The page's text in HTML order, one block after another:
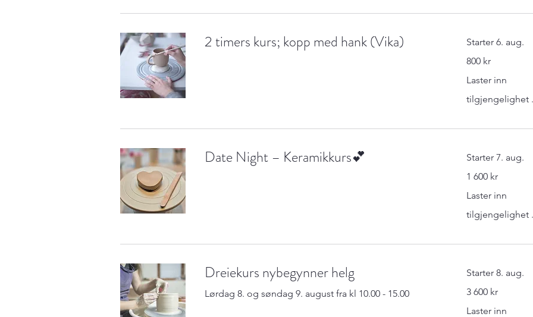
2 timers kurs; kopp med hank (Vika) Starter 6. aug.
norske
800 kr
Laster inn
tilgjengelighet
Date Night – Keramikkurs💕 Starter 7. aug.
norske
1 600 kr
Laster inn
tilgjengelighet
Dreiekurs nybegynner helg
Lørdag 8. og søndag 9. august fra kl 10.00 - 15.00
Starter 8. aug.
norske
3 600 kr
Laster inn